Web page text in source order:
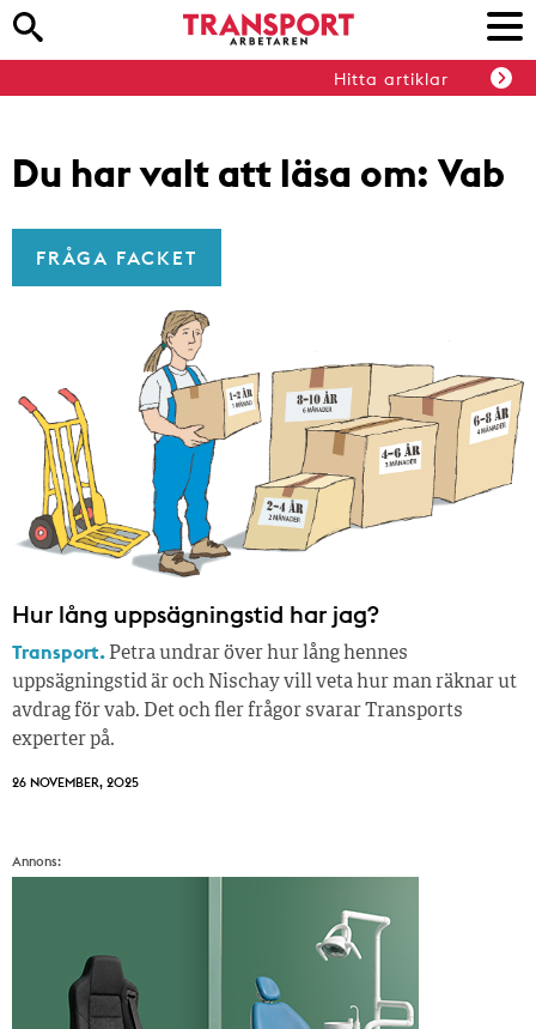
Hitta artiklar
Du har valt att läsa om:Vab
FRÅGA FACKET
Hur lång uppsägningstid har jag?
Transport. Petra undrar över hur lång hennes
uppsägningstid är och Nischay vill veta hur man räknar ut
avdrag för vab. Det och fler frågor svarar Transports
experter på.
26 NOVEMBER, 2025
Annons: